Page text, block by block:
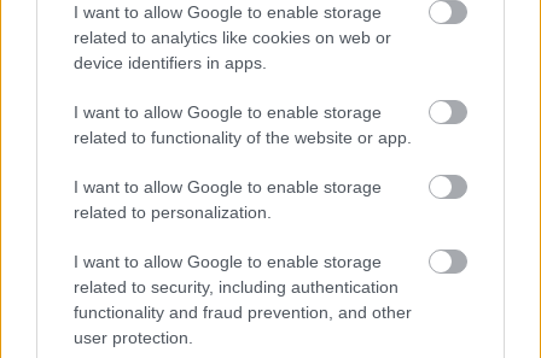
I want to allow Google to enable storage
related to analytics like cookies on web or
device identifiers in apps.
I want to allow Google to enable storage
related to functionality of the website or app.
I want to allow Google to enable storage
related to personalization.
I want to allow Google to enable storage
related to security, including authentication
functionality and fraud prevention, and other
user protection.
modern magyar film egyik legjelentősebb rendezője. Több
mint fél évszázados pályafutása alatt eddig 22
nagyjátékfilmet s 12 televíziós filmet készített, melyek között
van remekmű, korszakos film, tisztes iparos munka, sima
bukás és kínos tévedés, van betiltott film, bérmunka,
társrendezés, koprodukció.
tovább